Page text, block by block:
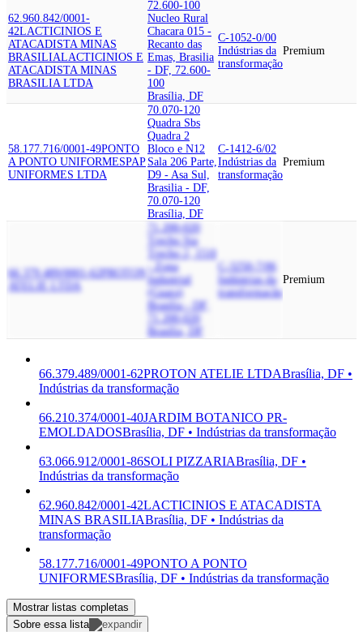
62.960.842/0001-
42LACTICINIOS E
ATACADISTA MINAS
BRASILIALACTICINIOS E
ATACADISTA MINAS
BRASILIA LTDA
72.600-100
Nucleo Rural
Chacara 015 -
Recanto das
Emas, Brasilia
- DF, 72.600-
100
Brasília, DF
C-1052-0/00
Indústrias da
transformação
Premium
58.177.716/0001-49PONTO
A PONTO UNIFORMESPAP
UNIFORMES LTDA
70.070-120
Quadra Sbs
Quadra 2
Bloco e N12
Sala 206 Parte,
D9 - Asa Sul,
Brasilia - DF,
70.070-120
Brasília, DF
C-1412-6/02
Indústrias da
transformação
Premium
66.379.489/0001-62PROTON
ATELIE LTDA
71.200-020
Trecho Sia
Trecho 2, 1510
- Zona
Industrial
(Guara)
Brasilia - DF,
71.200-020
Brasília, DF
C-3250-7/06
Indústrias da
transformação
Premium
66.379.489/0001-62PROTON ATELIE LTDABrasília, DF •
Indústrias da transformação
66.210.374/0001-40JARDIM BOTANICO PR-
EMOLDADOSBrasília, DF • Indústrias da transformação
63.066.912/0001-86SOLI PIZZARIABrasília, DF •
Indústrias da transformação
62.960.842/0001-42LACTICINIOS E ATACADISTA
MINAS BRASILIABrasília, DF • Indústrias da
transformação
58.177.716/0001-49PONTO A PONTO
UNIFORMESBrasília, DF • Indústrias da transformação
Mostrar listas completas
Sobre essa lista